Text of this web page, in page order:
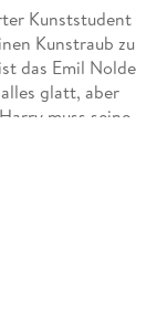
Kunststudent
Kunstraub zu
das Emil Nolde
glatt, aber
muss seine
scheidet, ist